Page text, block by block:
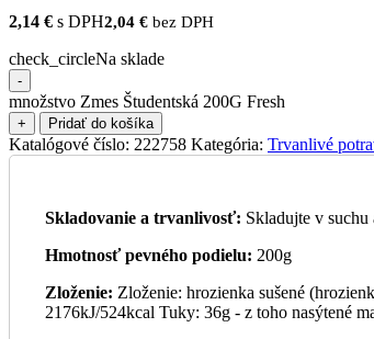
2,14 € s DPH2,04 € bez DPH
check_circleNa sklade
-
množstvo Zmes Študentská 200G Fresh
+ Pridať do košíka
Katalógové číslo: 222758 Kategória: Trvanlivé
Skladovanie a trvanlivosť: Skladujte v
Hmotnosť pevného podielu: 200g
Zloženie: Zloženie: hrozienka sušené
2176kJ/524kcal Tuky: 36g - z toho nasýtené